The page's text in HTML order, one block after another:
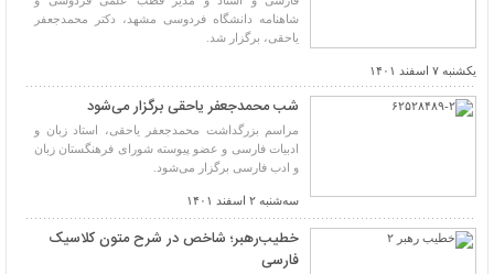
شاهنامه دانشگاه فردوسی مشهد، دکتر محمدجعفر
یاحقی، برگزار شد.
یکشنبه ۷ اسفند ۱۴۰۱
شب محمدجعفر یاحقی برگزار می‌شود
مراسم بزرگداشت محمدجعفر یاحقی، استاد زبان و
ادبیات فارسی و عضو پیوسته شورای فرهنگستان زبان
و ادب فارسی برگزار می‌شود.
سه‌شنبه ۲ اسفند ۱۴۰۱
خطیب‌رهبر؛ شاخص در شرح متون کلاسیک
فارسی